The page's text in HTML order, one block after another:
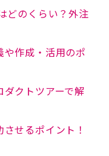
どのくらい？外注
作成・活用のポ
クトツアーで解
せるポイント！